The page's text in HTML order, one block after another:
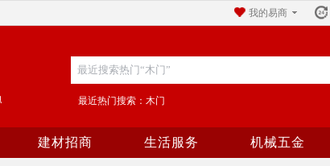
我的易商
最近热门搜索：木门
建材招商 生活服务 机械五金